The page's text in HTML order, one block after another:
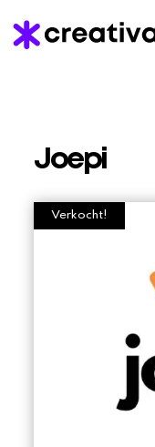
Joepi
Verkocht!